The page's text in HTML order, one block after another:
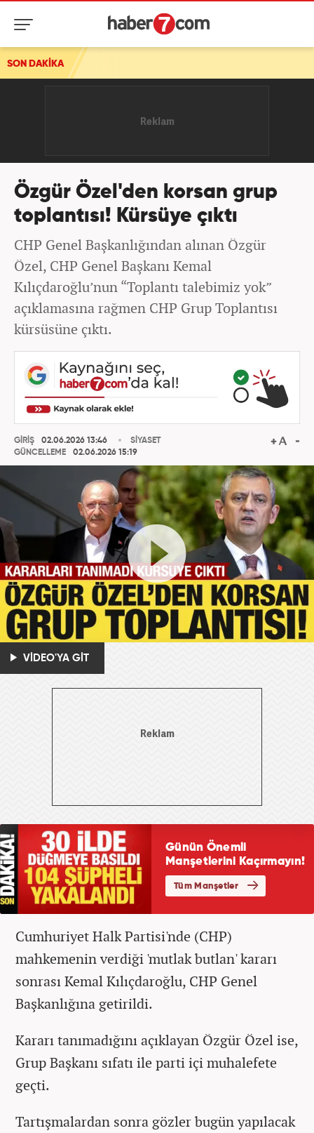
SON DAKİKA
Özgür Özel'den korsan grup
toplantısı! Kürsüye çıktı
CHP Genel Başkanlığından alınan Özgür
Özel, CHP Genel Başkanı Kemal
Kılıçdaroğlu’nun “Toplantı talebimiz yok”
açıklamasına rağmen CHP Grup Toplantısı
kürsüsüne çıktı.
GİRİŞ
02.06.2026 13:46
GÜNCELLEME
02.06.2026 15:19
SİYASET
VİDEO'YA GİT
Cumhuriyet Halk Partisi'nde (CHP)
mahkemenin verdiği 'mutlak butlan' kararı
sonrası Kemal Kılıçdaroğlu, CHP Genel
Başkanlığına getirildi.
Kararı tanımadığını açıklayan Özgür Özel ise,
Grup Başkanı sıfatı ile parti içi muhalefete
geçti.
Tartışmalardan sonra gözler bugün yapılacak